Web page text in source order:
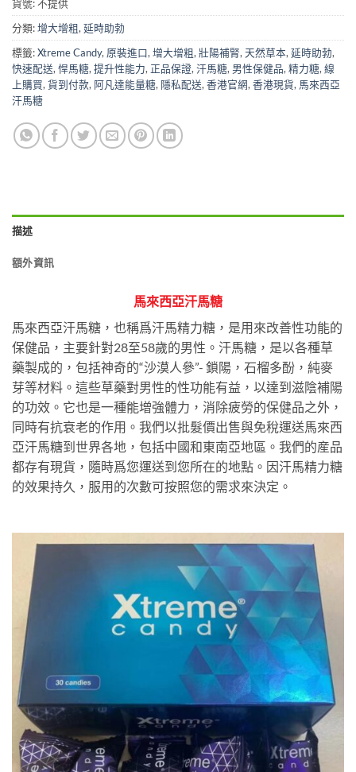
貨號:不提供
分類:增大增粗,延時助勃
標籤:Xtreme Candy, 原裝進口,增大增粗,壯陽補腎,天然草本,延時助勃,
快速配送,悍馬糖,提升性能力, 正品保證,汗馬糖, 男性保健品,精力糖,線
上購買,貨到付款, 阿凡達能量糖, 隱私配送,香港官網,香港現貨, 馬來西亞
汗馬糖
描述
額外資訊
馬來西亞汗馬糖
馬來西亞汗馬糖，也稱爲汗馬精力糖，是用來改善性功能的
保健品，主要針對28至58歲的男性。汗馬糖，是以各種草
藥製成的，包括神奇的“沙漠人參”- 鎖陽，石榴多酚，純麥
芽等材料。這些草藥對男性的性功能有益，以達到滋陰補陽
的功效。它也是一種能增強體力，消除疲勞的保健品之外，
同時有抗衰老的作用。我們以批髮價出售與免稅運送馬來西
亞汗馬糖到世界各地，包括中國和東南亞地區。我們的産品
都存有現貨，隨時爲您運送到您所在的地點。因汗馬精力糖
的效果持久，服用的次數可按照您的需求來決定。